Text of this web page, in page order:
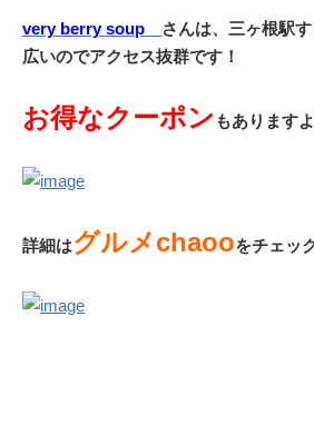
very berry soup さんは、三ヶ根駅
広いのでアクセス抜群です！
お得なクーポン もあります
詳細はグルメchaooをチェッ